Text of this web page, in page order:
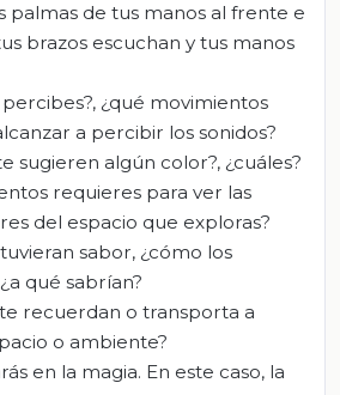
palmas de tus manos al frente e
brazos escuchan y tus manos
percibes?, ¿qué movimientos
a percibir los sonidos?
sugieren algún color?, ¿cuáles?
requieres para ver las
del espacio que exploras?
sabor, ¿cómo los
qué sabrían?
recuerdan o transporta a
o ambiente?
en la magia. En este caso, la